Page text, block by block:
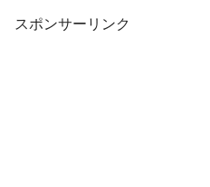
スポンサーリンク